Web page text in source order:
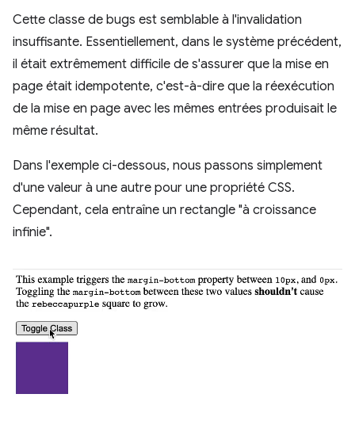
Cette classe de bugs est semblable à l'invalidation
insuffisante. Essentiellement, dans le système précédent,
il était extrêmement difficile de s'assurer que la mise en
page était idempotente, c'est-à-dire que la réexécution
de la mise en page avec les mêmes entrées produisait le
même résultat.
Dans l'exemple ci-dessous, nous passons simplement
d'une valeur à une autre pour une propriété CSS.
Cependant, cela entraîne un rectangle "à croissance
infinie".